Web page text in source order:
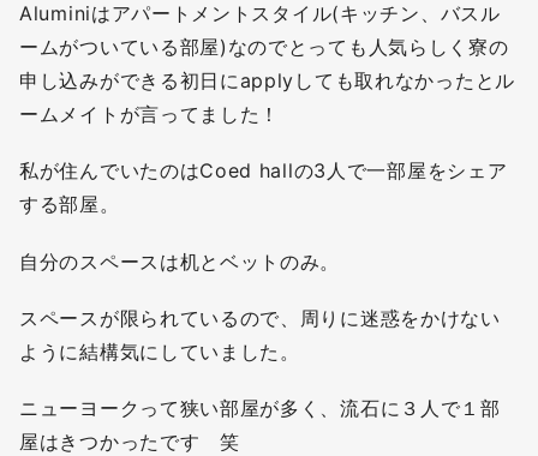
Aluminiはアパートメントスタイル(キッチン、バスル
ームがついている部屋)なのでとっても人気らしく寮の
申し込みができる初日にapplyしても取れなかったとル
ームメイトが言ってました！
私が住んでいたのはCoed hallの3人で一部屋をシェア
する部屋。
自分のスペースは机とベットのみ。
スペースが限られているので、周りに迷惑をかけない
ように結構気にしていました。
ニューヨークって狭い部屋が多く、流石に３人で１部
屋はきつかったです 笑